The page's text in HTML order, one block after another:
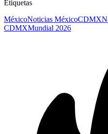
Etiquetas
MéxicoNoticias MéxicoCDMX
CDMXMundial 2026